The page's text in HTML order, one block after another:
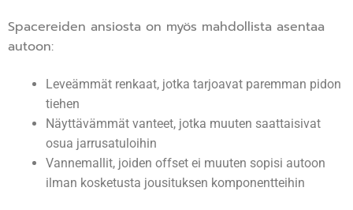
Spacereiden ansiosta on myös mahdollista asentaa
autoon:
Leveämmät renkaat, jotka tarjoavat paremman pidon
tiehen
Näyttävämmät vanteet, jotka muuten saattaisivat
osua jarrusatuloihin
Vannemallit, joiden offset ei muuten sopisi autoon
ilman kosketusta jousituksen komponentteihin